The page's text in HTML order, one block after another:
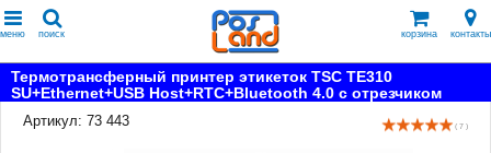
меню поиск корзина контакты
Термотрансферный принтер этикеток TSC TE310
SU+Ethernet+USB Host+RTC+Bluetooth 4.0 с отрезчиком
Артикул: 73 443
( 7 )